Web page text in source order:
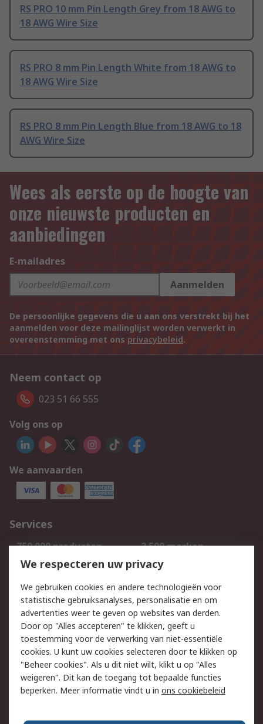
RS PRO 10 mm Pin Length Grey from 18 AWG to
18 AWG Wire Size
RS PRO 8 mm Pin Length White from 18 AWG to
18 AWG Wire Size
RS PRO 8 mm Pin Length Blue from 18 AWG to 18
AWG Wire Size
Wees als eerste op de hoogte van
onze nieuwste producten en
aanbiedingen
E-mailadres
Aanmelden
De persoonlijke gegevens die u aan ons verstrekt bij het
aanmelden voor deze mailinglijst worden verwerkt in
overeenstemming met ons privacybeleid.
Neem contact op
023 51 66 555
Volg ons op
We aanvaarden
Services
750.000 producten
2.500 merken
Bestellen
Inkoopoplossingen
Track & Trace
Wettelijk
Cookiebeleid
Email veiligheid
Privacybeleid
Websitevoorwaarden
Algemene
verkoopvoorwaarden
We respecteren uw privacy
We gebruiken cookies en andere technologieën voor
statistische gebruiksanalyses, personalisatie en om
advertenties weer te geven op websites van derden.
Door op "Alles accepteren" te klikken, geeft u
toestemming voor de verwerking van niet-essentiële
cookies. U kunt uw cookies selecteren door te klikken op
"Beheer cookies". Als u dit niet wilt, klikt u op "Alles
weigeren". Dit kan de toegang tot bepaalde functies
beperken. Meer informatie vindt u in ons cookiebeleid